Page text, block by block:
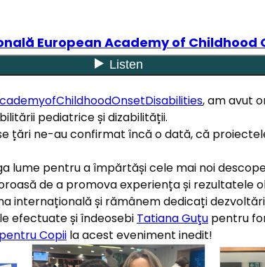
European Academy of Childhood
, am avut
pediatrice și dizabilității.
țări ne-au confirmat încă o dată, că
pentru a împărtăși cele mai noi
de a promova experiența și rezultatele
internațională și rămânem dedicați
efectuate și îndeosebi Tatiana Guţu pentru
Copii la acest eveniment inedit!